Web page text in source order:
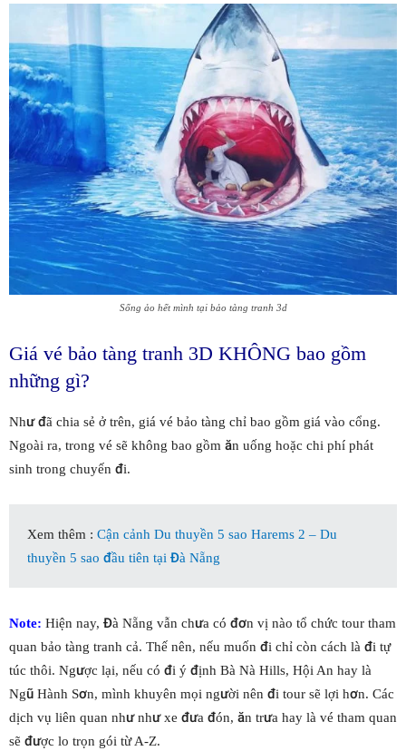
Sống ảo hết mình tại bảo tàng tranh 3d
Giá vé bảo tàng tranh 3D KHÔNG bao gồm
những gì?
Như đã chia sẻ ở trên, giá vé bảo tàng chỉ bao gồm giá vào cổng.
Ngoài ra, trong vé sẽ không bao gồm ăn uống hoặc chi phí phát
sinh trong chuyến đi.
Xem thêm : Cận cảnh Du thuyền 5 sao Harems 2 – Du
thuyền 5 sao đầu tiên tại Đà Nẵng
Note: Hiện nay, Đà Nẵng vẫn chưa có đơn vị nào tổ chức tour tham
quan bảo tàng tranh cả. Thế nên, nếu muốn đi chỉ còn cách là đi tự
túc thôi. Ngược lại, nếu có đi ý định Bà Nà Hills, Hội An hay là
Ngũ Hành Sơn, mình khuyên mọi người nên đi tour sẽ lợi hơn. Các
dịch vụ liên quan như như xe đưa đón, ăn trưa hay là vé tham quan
sẽ được lo trọn gói từ A-Z.